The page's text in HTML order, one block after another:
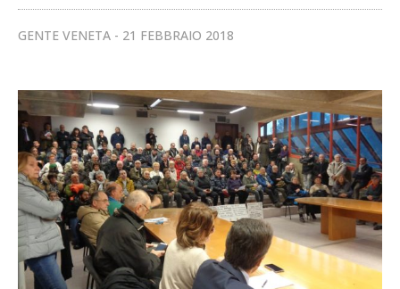
GENTE VENETA 21 FEBBRAIO 2018